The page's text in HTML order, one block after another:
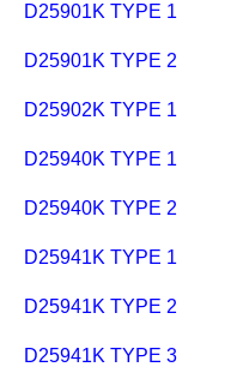
D25901K TYPE 1
D25901K TYPE 2
D25902K TYPE 1
D25940K TYPE 1
D25940K TYPE 2
D25941K TYPE 1
D25941K TYPE 2
D25941K TYPE 3